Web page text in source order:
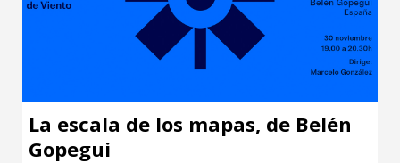
La escala de los mapas, de Belén
Gopegui